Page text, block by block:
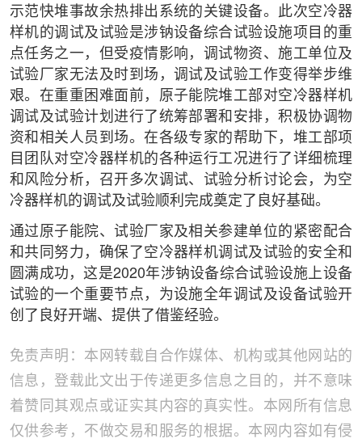
示范快堆事故余热排出系统的关键设备。此次空冷器
样机的调试及试验是涉钠设备综合试验设施项目的重
点任务之一，但受疫情影响，调试物资、施工单位及
试验厂家无法及时到场，调试及试验工作变得举步维
艰。在重重困难面前，原子能院堆工部对空冷器样机
调试及试验计划进行了统筹部署和安排，积极协调物
资和相关人员到场。在各级专家的帮助下，堆工部项
目团队对空冷器样机的各种运行工况进行了详细梳理
和风险分析，召开多次调试、试验分析讨论会，为空
冷器样机的调试及试验顺利完成奠定了良好基础。
通过原子能院、试验厂家及相关参建单位的紧密配合
和共同努力，确保了空冷器样机调试及试验的安全和
圆满成功，这是2020年涉钠设备综合试验设施上设备
试验的一个重要节点，为设施全年调试及设备试验开
创了良好开端、提供了借鉴经验。
免责声明：本网转载自合作媒体、机构或其他网站的
信息，登载此文出于传递更多信息之目的，并不意味
着赞同其观点或证实其内容的真实性。本网所有信息
仅供参考，不做交易和服务的根据。本网内容如有侵